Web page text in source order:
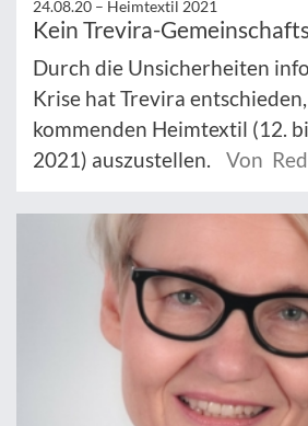
24.08.20 – Heimtextil 2021
Kein Trevira-
Durch die Unsicherheiten
Krise hat Trevira
kommenden Heimtextil (12.
2021) auszustellen.
Von